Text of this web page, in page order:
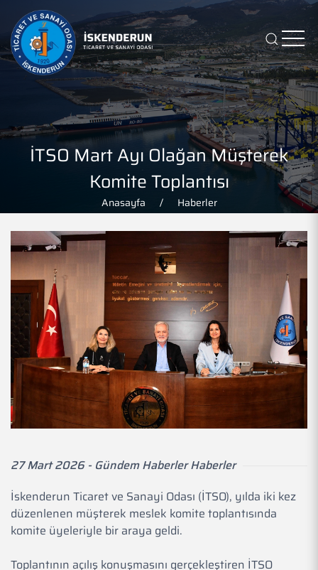
İTSO Mart Ayı Olağan Müşterek
Komite Toplantısı
Anasayfa Haberler
27 Mart 2026 - Gündem Haberler Haberler
İskenderun Ticaret ve Sanayi Odası (İTSO), yılda iki kez
düzenlenen müşterek meslek komite toplantısında
komite üyeleriyle bir araya geldi.
Toplantının açılış konuşmasını gerçekleştiren İTSO